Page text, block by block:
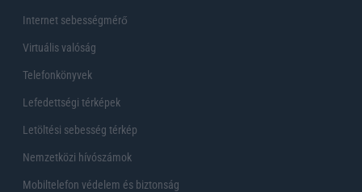
Internet sebességmérő
Virtuális valóság
Telefonkönyvek
Lefedettségi térképek
Letöltési sebesség térkép
Nemzetközi hívószámok
Mobiltelefon védelem és biztonság